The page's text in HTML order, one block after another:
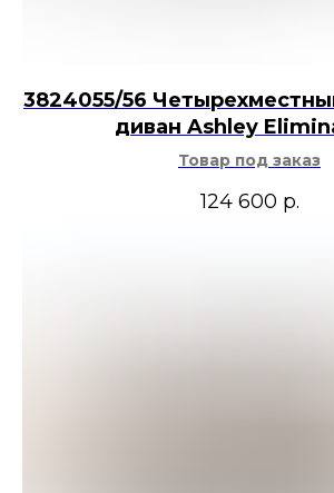
3824055/56
диван Ashley
Товар под заказ
124 600 р.